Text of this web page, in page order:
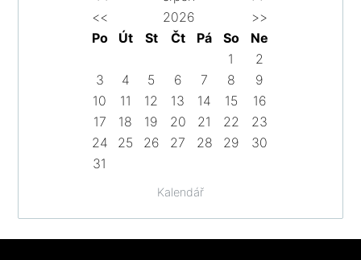
Kalendář
<<
2026
>>
Po
Út St Čt Pá So
Ne
1
2
3
4 5 6 7 8
9
10
11 12 13 14 15
16
17
18 19 20 21 22
23
24
25 26 27 28 29
30
31